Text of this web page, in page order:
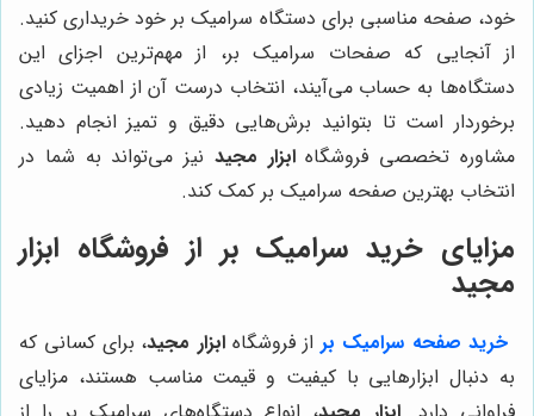
خود، صفحه مناسبی برای دستگاه سرامیک بر خود خریداری کنید.
از آنجایی که صفحات سرامیک بر، از مهم‌ترین اجزای این
دستگاه‌ها به حساب می‌آیند، انتخاب درست آن از اهمیت زیادی
برخوردار است تا بتوانید برش‌هایی دقیق و تمیز انجام دهید.
مشاوره تخصصی فروشگاهابزار مجید نیز می‌تواند به شما در
انتخاب بهترین صفحه سرامیک بر کمک کند.
مزایای خرید سرامیک بر از فروشگاه ابزار
مجید
خرید صفحه سرامیک بر از فروشگاهابزار مجید، برای کسانی که
به دنبال ابزارهایی با کیفیت و قیمت مناسب هستند، مزایای